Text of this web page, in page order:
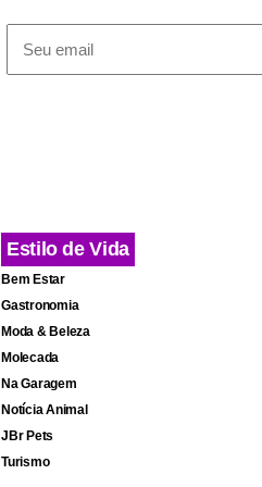
importante em prol do Brasil e
Estilo de Vida
Bem Estar
Gastronomia
Moda & Beleza
Molecada
Na Garagem
Notícia Animal
JBr Pets
Turismo